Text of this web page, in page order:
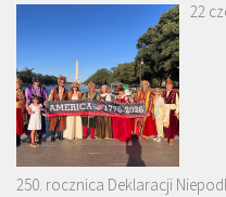
22
250. rocznica Deklaracji